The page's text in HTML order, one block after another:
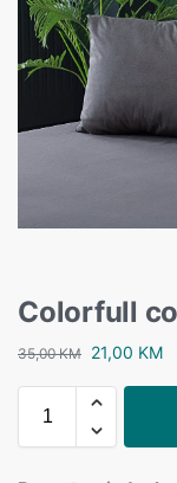
Colorfull
35,00KM 21,00 KM